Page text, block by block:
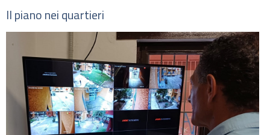
Il piano nei quartieri